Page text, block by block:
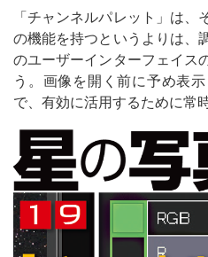
「チャンネルパレット」は
の機能を持つというよりは、
のユーザーインターフェイス
う。画像を開く前に予め表
で、有効に活用するために常